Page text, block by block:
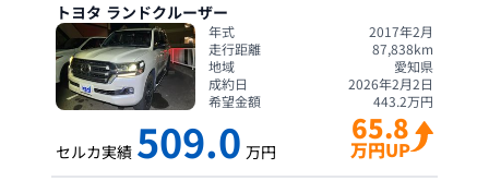
トヨタ ランドクルーザー
年式
2017年2月
走行距離
87,838km
地域
愛知県
成約日
2026年2月2日
希望金額
443.2万円
セルカ実績 509.0 万円
65.8
万円UP